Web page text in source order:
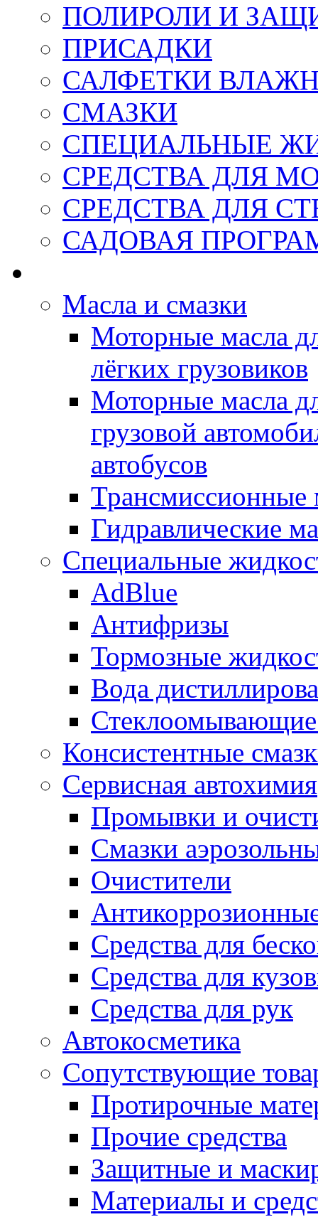
ПОЛИРОЛИ И
ПРИСАДКИ
САЛФЕТКИ
СМАЗКИ
СПЕЦИАЛЬНЫЕ
СРЕДСТВА ДЛЯ
СРЕДСТВА ДЛЯ
САДОВАЯ
Масла и смазки
Моторные масла
лёгких грузовиков
Моторные масла
грузовой
автобусов
Трансмиссионные
Гидравлические
Специальные
AdBlue
Антифризы
Тормозные
Вода
Консистентные
Сервисная автохимия
Промывки и
Смазки
Очистители
Средства для
Средства для
Средства для рук
Автокосметика
Сопутствующие
Протирочные
Прочие средства
Защитные и
Материалы и